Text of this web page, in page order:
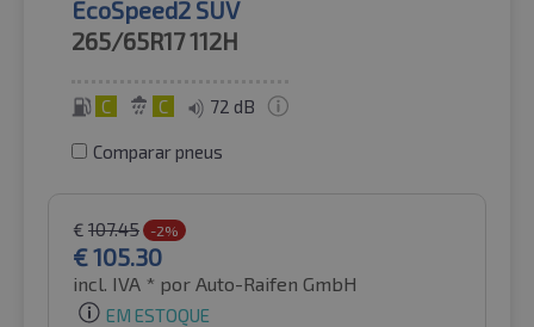
EcoSpeed2 SUV
265/65R17112H
C C 72 dB
Comparar pneus
€ 107.45 -2%
€105.30
incl. IVA * por Auto-Raifen GmbH
EM ESTOQUE